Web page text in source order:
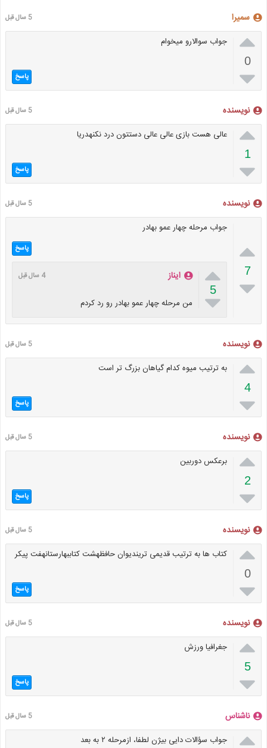
سمیرا 5 سال قبل

0

جواب سوالارو میخوام
پاسخ
نویسنده 5 سال قبل

1

عالی هست بازی عالی عالی دستتون درد نکنهدریا
پاسخ
نویسنده 5 سال قبل

7

جواب مرحله چهار عمو بهادر
پاسخ

5

ایناز 4 سال قبل
من مرحله چهار عمو بهادر رو رد کردم
نویسنده 5 سال قبل

4

به ترتیب میوه کدام گیاهان بزرگ تر است
پاسخ
نویسنده 5 سال قبل

2

برعکس دوربین
پاسخ
نویسنده 5 سال قبل

0

کتاب ها به ترتیب قدیمی تریندیوان حافظهشت کتاببهارستانهفت پیکر
پاسخ
نویسنده 5 سال قبل

5

جغرافیا ورزش
پاسخ
ناشناس 5 سال قبل
 جواب سؤالات دایی بیژن لطفا، ازمرحله ۲ به بعد